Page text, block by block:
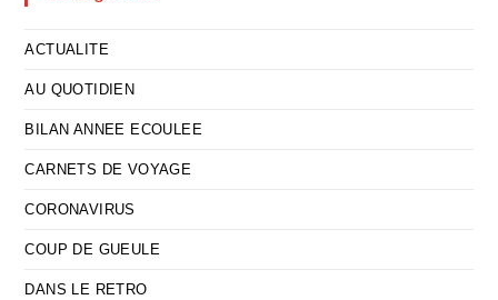
ACTUALITE
AU QUOTIDIEN
BILAN ANNEE ECOULEE
CARNETS DE VOYAGE
CORONAVIRUS
COUP DE GUEULE
DANS LE RETRO